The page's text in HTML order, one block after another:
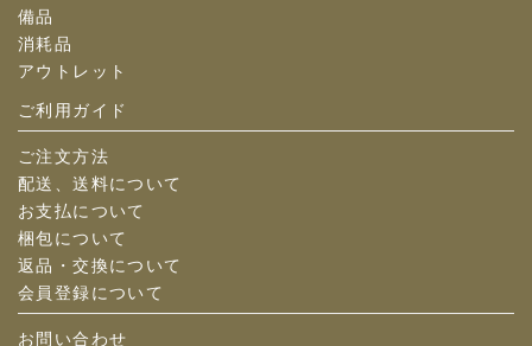
備品
消耗品
アウトレット
ご利用ガイド
ご注文方法
配送、送料について
お支払について
梱包について
返品・交換について
会員登録について
お問い合わせ